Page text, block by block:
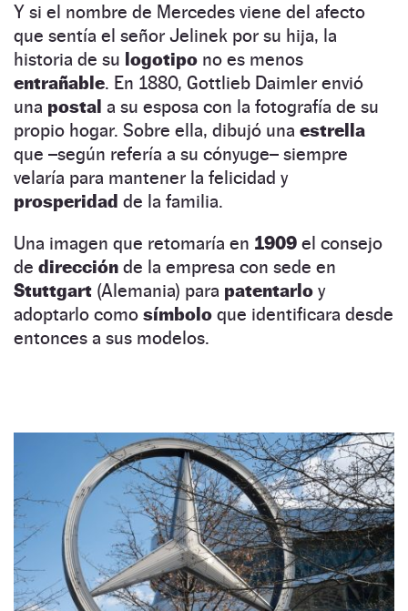
Y si el nombre de Mercedes viene del afecto
que sentía el señor Jelinek por su hija, la
historia de su logotipo no es menos
entrañable. En 1880, Gottlieb Daimler envió
una postal a su esposa con la fotografía de su
propio hogar. Sobre ella, dibujó una estrella
que –según refería a su cónyuge– siempre
velaría para mantener la felicidad y
prosperidad de la familia.
Una imagen que retomaría en 1909 el consejo
de dirección de la empresa con sede en
Stuttgart (Alemania) para patentarlo y
adoptarlo como símbolo que identificara desde
entonces a sus modelos.